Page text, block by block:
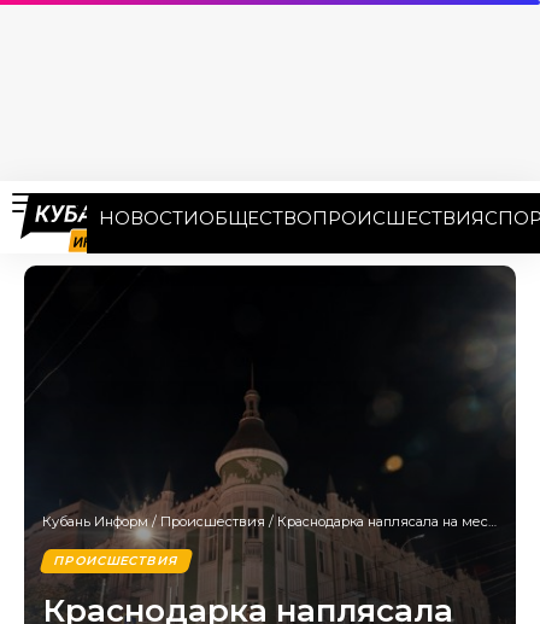
НОВОСТИОБЩЕСТВОПРОИСШЕСТВИЯ
Кубань Информ/ Происшествия / Краснодарка наплясала на месяц ареста
ПРОИСШЕСТВИЯ
Краснодарка наплясала